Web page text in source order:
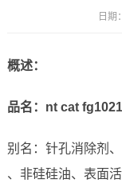
日
概述：
品名： nt cat fg1021
别名：针孔消除剂
、非硅硅油、表面